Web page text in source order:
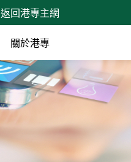
返回港專主網
關於港專